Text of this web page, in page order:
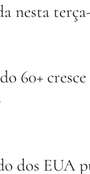
nesta
60+
dos EUA